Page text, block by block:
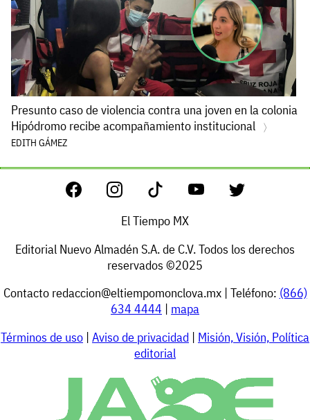
Presunto caso de violencia contra una joven en la colonia
Hipódromo recibe acompañamiento institucional
EDITH GÁMEZ
El Tiempo MX
Editorial Nuevo Almadén S.A. de C.V. Todos los derechos
reservados ©2025
Contacto redaccion@eltiempomonclova.mx| Teléfono: (866)
634 4444 | mapa
Términos de uso | Aviso de privacidad | Misión, Visión, Política
editorial